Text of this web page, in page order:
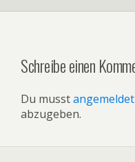
Schreibe einen
Du musstangemeldet
abzugeben.